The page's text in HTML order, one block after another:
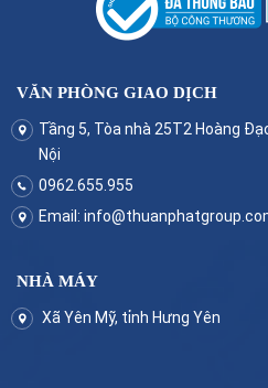
VĂN PHÒNG GIAO DỊCH
Tầng 5, Tòa nhà 25T2 Hoàng
Nội
0962.655.955
Email:
NHÀ MÁY
Xã Yên Mỹ, tỉnh Hưng Yên